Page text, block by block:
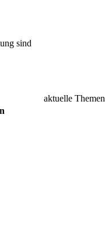
sind
aktuelle Themen